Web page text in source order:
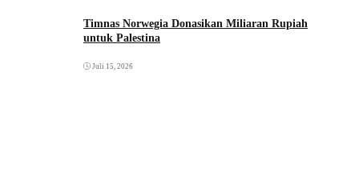
Timnas Norwegia Donasikan Miliaran Rupiah
untuk Palestina
Juli 15, 2026